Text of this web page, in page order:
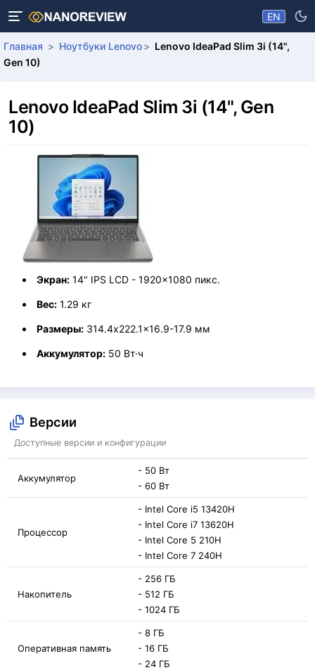
EN
Главная Ноутбуки Lenovo
Lenovo IdeaPad Slim 3i (14",
Gen 10)
Lenovo IdeaPad Slim 3i (14", Gen
10)
Экран: 14" IPS LCD - 1920x1080 пикс.
Вес: 1.29 кг
Размеры: 314.4x222.1x16.9-17.9 мм
Аккумулятор: 50 Вт·ч
Версии
Доступные версии и конфигурации
Аккумулятор
- 50 Вт
- 60 Вт
Процессор
- Intel Core i5 13420H
- Intel Core i7 13620H
- Intel Core 5 210H
- Intel Core 7 240H
Накопитель
- 256 ГБ
- 512 ГБ
- 1024 ГБ
Оперативная память
- 8 ГБ
- 16 ГБ
- 24 ГБ